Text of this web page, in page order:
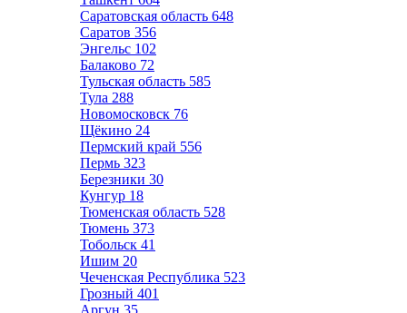
Саратовская область 648
Саратов 356
Энгельс 102
Балаково 72
Тульская область 585
Тула 288
Новомосковск 76
Щёкино 24
Пермский край 556
Пермь 323
Березники 30
Кунгур 18
Тюменская область 528
Тюмень 373
Тобольск 41
Ишим 20
Чеченская Республика 523
Грозный 401
Аргун 35